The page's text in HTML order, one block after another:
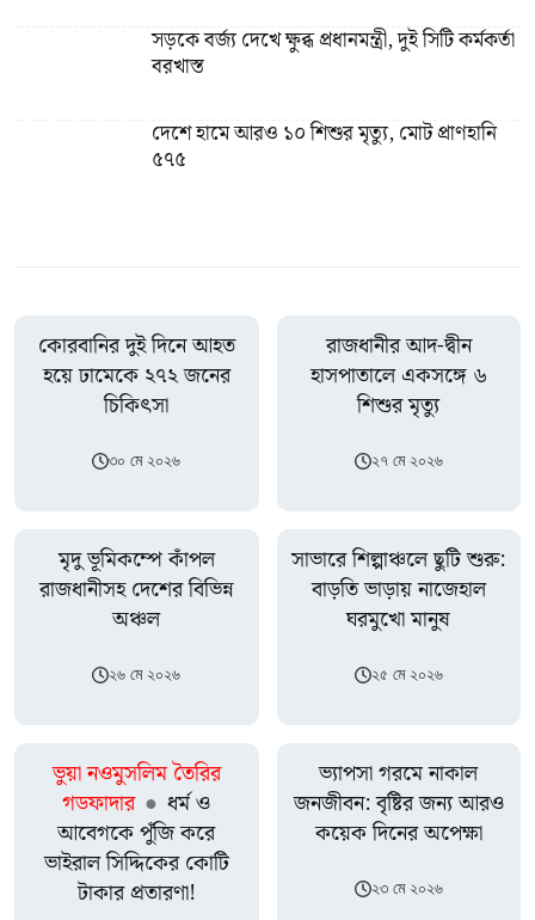
সড়কে বর্জ্য দেখে ক্ষুব্ধ প্রধানমন্ত্রী, দুই সিটি কর্মকর্তা
বরখাস্ত
দেশে হামে আরও ১০ শিশুর মৃত্যু, মোট প্রাণহানি
৫৭৫
কোরবানির দুই দিনে আহত
হয়ে ঢামেকে ২৭২ জনের
চিকিৎসা
৩০ মে ২০২৬
রাজধানীর আদ-দ্বীন
হাসপাতালে একসঙ্গে ৬
শিশুর মৃত্যু
২৭ মে ২০২৬
মৃদু ভূমিকম্পে কাঁপল
রাজধানীসহ দেশের বিভিন্ন
অঞ্চল
২৬ মে ২০২৬
সাভারে শিল্পাঞ্চলে ছুটি শুরু:
বাড়তি ভাড়ায় নাজেহাল
ঘরমুখো মানুষ
২৫ মে ২০২৬
ভুয়া নওমুসলিম তৈরির
গডফাদার ● ধর্ম ও
আবেগকে পুঁজি করে
ভাইরাল সিদ্দিকের কোটি
টাকার প্রতারণা!
ভ্যাপসা গরমে নাকাল
জনজীবন: বৃষ্টির জন্য আরও
কয়েক দিনের অপেক্ষা
২৩ মে ২০২৬